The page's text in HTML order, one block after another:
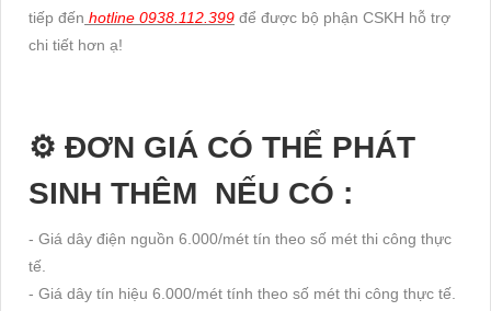
tiếp đến hotline 0938.112.399 để được bộ phận CSKH hỗ trợ
chi tiết hơn ạ!
⚙ ĐƠN GIÁ CÓ THỂ PHÁT
SINH THÊM NẾU CÓ :
- Giá dây điện nguồn 6.000/mét tín theo số mét thi công thực
tế.
- Giá dây tín hiệu 6.000/mét tính theo số mét thi công thực tế.